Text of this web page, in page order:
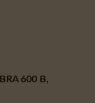
BRA 600 B,